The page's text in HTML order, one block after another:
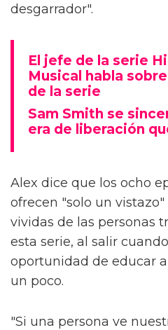
desgarrador".
El jefe de la serie
Musical habla
de la serie
Sam Smith se
era de liberación
Alex dice que los ocho
ofrecen "solo un
vividas de las personas
esta serie, al salir
oportunidad de educar
un poco.
"Si una persona ve